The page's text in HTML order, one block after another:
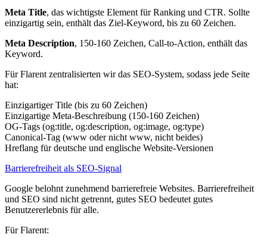
Meta Title, das wichtigste Element für Ranking und CTR. Sollte
einzigartig sein, enthält das Ziel-Keyword, bis zu 60 Zeichen.
Meta Description, 150-160 Zeichen, Call-to-Action, enthält das
Keyword.
Für Flarent zentralisierten wir das SEO-System, sodass jede Seite
hat:
Einzigartiger Title (bis zu 60 Zeichen)
Einzigartige Meta-Beschreibung (150-160 Zeichen)
OG-Tags (og:title, og:description, og:image, og:type)
Canonical-Tag (www oder nicht www, nicht beides)
Hreflang für deutsche und englische Website-Versionen
Barrierefreiheit als SEO-Signal
Google belohnt zunehmend barrierefreie Websites. Barrierefreiheit
und SEO sind nicht getrennt, gutes SEO bedeutet gutes
Benutzererlebnis für alle.
Für Flarent: